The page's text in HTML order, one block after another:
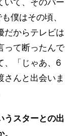
僕はその頃、
だからテレビは
って断ったんで
、「じゃあ、6
さんと出会いま
スターとの出